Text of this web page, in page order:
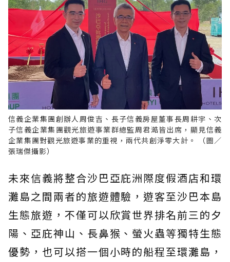
信義企業集團創辦人周俊吉、長子信義房屋董事長周耕宇、次
子信義企業集團觀光旅遊事業群總監周君澔皆出席，顯見信義
企業集團對觀光旅遊事業的重視，兩代共創淨零大計。 （圖／
張瑞傑攝影）
未來信義將整合沙巴亞庇洲際度假酒店和環
灘島之間兩者的旅遊體驗，遊客至沙巴本島
生態旅遊，不僅可以欣賞世界排名前三的夕
陽、亞庇神山、長鼻猴、螢火蟲等獨特生態
優勢，也可以搭一個小時的船程至環灘島，